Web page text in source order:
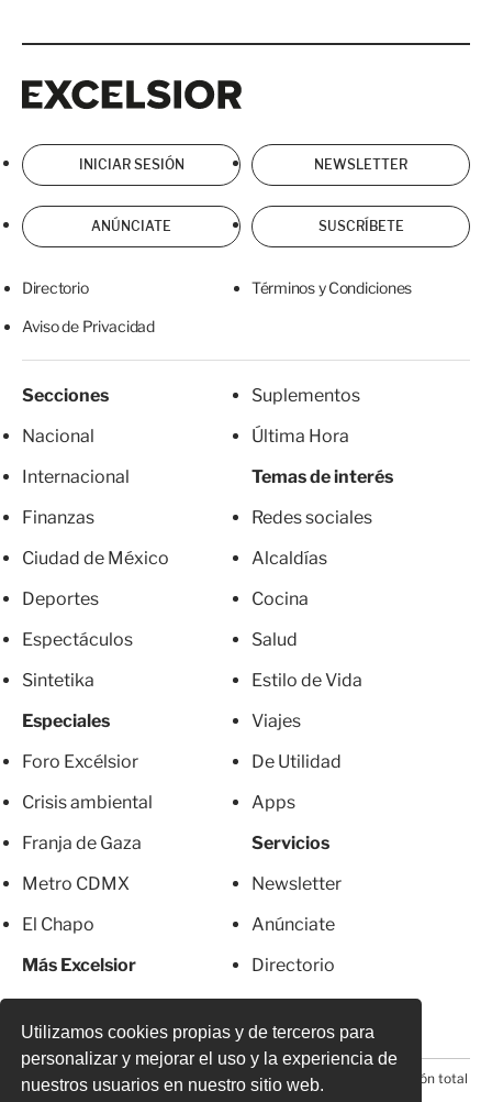
Utilizamos cookies propias y de terceros para
personalizar y mejorar el uso y la experiencia de
nuestros usuarios en nuestro sitio web.
INICIAR SESIÓN NEWSLETTER
ANÚNCIATE SUSCRÍBETE
Directorio Términos y Condiciones
Aviso de Privacidad
Secciones
Nacional
Internacional
Finanzas
Ciudad de México
Deportes
Espectáculos
Sintetika
Especiales
Foro Excélsior
Crisis ambiental
Franja de Gaza
Metro CDMX
El Chapo
Más Excelsior
Suplementos
Última Hora
Temas de interés
Redes sociales
Alcaldías
Cocina
Salud
Estilo de Vida
Viajes
De Utilidad
Apps
Servicios
Newsletter
Anúnciate
Directorio
© 2026 Todos los derechos reservados. Prohibida la reproducción total
o parcial, incluyendo cualquier medio electrónico*